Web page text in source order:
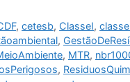
,cetesb, ClasseI,
,
, MTR,
,